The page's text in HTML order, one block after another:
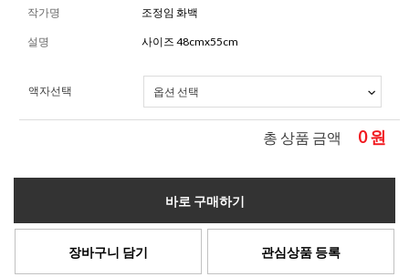
작가명 조정임 화백
설명 사이즈 48cmx55cm
액자선택
총 상품 금액 0원
바로 구매하기
장바구니 담기 관심상품 등록